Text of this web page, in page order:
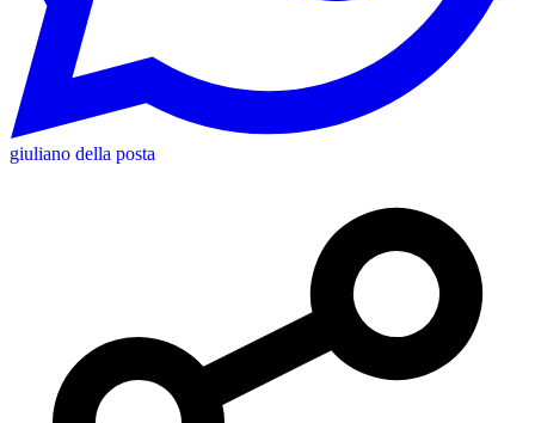
giuliano della posta